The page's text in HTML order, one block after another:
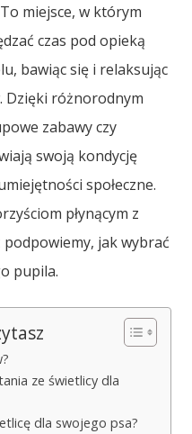
miejsce, w którym
czas pod opieką
bawiąc się i relaksując
Dzięki różnorodnym
zabawy czy
swoją kondycję
społeczne.
płynącym z
jak wybrać
pupila.
ze świetlicy dla
dla swojego psa?